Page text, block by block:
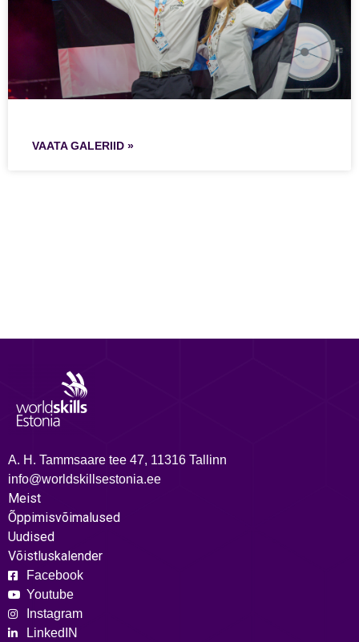
VAATA GALERIID »
A. H. Tammsaare tee 47, 11316 Tallinn
info@worldskillsestonia.ee
Meist
Õppimisvõimalused
Uudised
Võistluskalender
Facebook
Youtube
Instagram
LinkedIN